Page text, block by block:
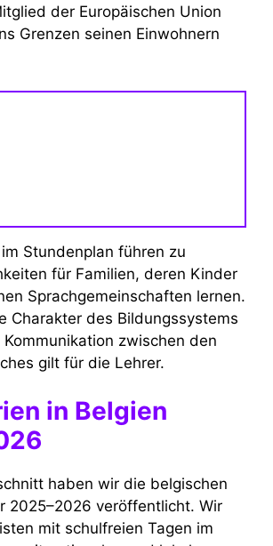
der Europäischen Union
Grenzen seinen Einwohnern
Stundenplan führen zu
für Familien, deren Kinder
Sprachgemeinschaften lernen.
Charakter des Bildungssystems
zwischen den
gilt für die Lehrer.
in Belgien
haben wir die belgischen
2025–2026 veröffentlicht. Wir
mit schulfreien Tagen im